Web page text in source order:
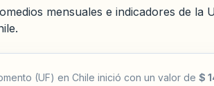
mensuales e indicadores de la
(UF) en Chile inició con un valor de $